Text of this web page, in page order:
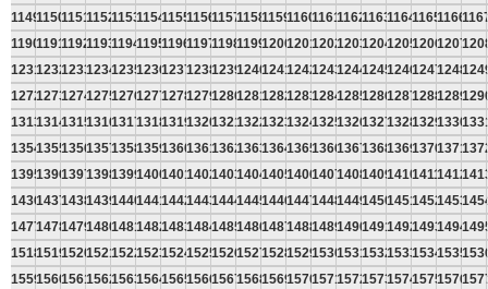
114911501151115211531154115511561157115811591160116111621163116411651166
119011911192119311941195119611971198119912001201120212031204120512061207
123112321233123412351236123712381239124012411242124312441245124612471248
127212731274127512761277127812791280128112821283128412851286128712881289
131313141315131613171318131913201321132213231324132513261327132813291330
135413551356135713581359136013611362136313641365136613671368136913701371
139513961397139813991400140114021403140414051406140714081409141014111412
143614371438143914401441144214431444144514461447144814491450145114521453
147714781479148014811482148314841485148614871488148914901491149214931494
151815191520152115221523152415251526152715281529153015311532153315341535
155915601561156215631564156515661567156815691570157115721573157415751576